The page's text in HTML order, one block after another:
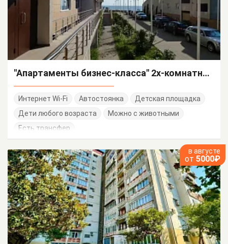
"Апартаменты бизнес-класса" 2х-комнатная квартира
Интернет Wi-Fi Автостоянка
Детская площадка
Дети любого возраста
Можно с животными
Есть трансфер
в августе
от 5000₽